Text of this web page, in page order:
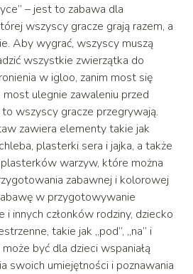
– jest to zabawa dla
wszyscy gracze grają razem, a
Aby wygrać, wszyscy muszą
wszystkie zwierzątka do
w igloo, zanim most się
most ulegnie zawaleniu przed
wszyscy gracze przegrywają.
zawiera elementy takie jak
plasterki sera i jajka, a także
warzyw, które można
zabawnej i kolorowej
w przygotowywanie
i innych członków rodziny, dziecko
takie jak „pod”, „na” i
być dla dzieci wspaniałą
swoich umiejętności i poznawania